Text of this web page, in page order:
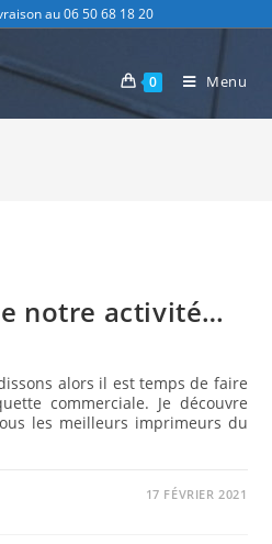
au 06 50 68 18 20
0 Menu
notre activité…
alors il est temps de faire
commerciale. Je découvre
les meilleurs imprimeurs du
17 FÉVRIER 2021